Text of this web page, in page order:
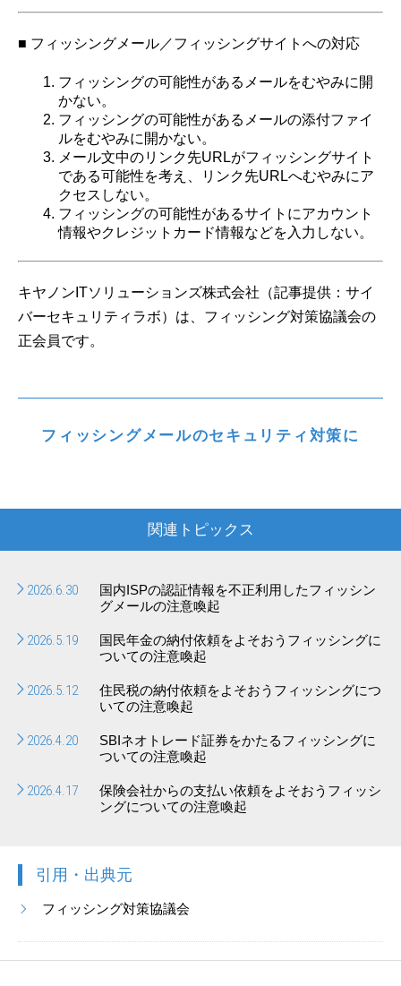
■ フィッシングメール／フィッシングサイトへの対応
フィッシングの可能性があるメールをむやみに開
かない。
フィッシングの可能性があるメールの添付ファイ
ルをむやみに開かない。
メール文中のリンク先URLがフィッシングサイト
である可能性を考え、リンク先URLへむやみにア
クセスしない。
フィッシングの可能性があるサイトにアカウント
情報やクレジットカード情報などを入力しない。
キヤノンITソリューションズ株式会社（記事提供：サイ
バーセキュリティラボ）は、フィッシング対策協議会の
正会員です。
フィッシングメールのセキュリティ対策に
関連トピックス
2026.6.30
国内ISPの認証情報を不正利用したフィッシン
グメールの注意喚起
2026.5.19
国民年金の納付依頼をよそおうフィッシングに
ついての注意喚起
2026.5.12
住民税の納付依頼をよそおうフィッシングにつ
いての注意喚起
2026.4.20
SBIネオトレード証券をかたるフィッシングに
ついての注意喚起
2026.4.17
保険会社からの支払い依頼をよそおうフィッシ
ングについての注意喚起
引用・出典元
フィッシング対策協議会